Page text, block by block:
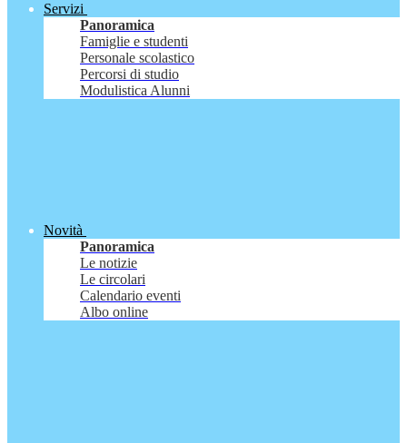
Servizi
Panoramica
Famiglie e studenti
Personale scolastico
Percorsi di studio
Modulistica Alunni
Novità
Panoramica
Le notizie
Le circolari
Calendario eventi
Albo online